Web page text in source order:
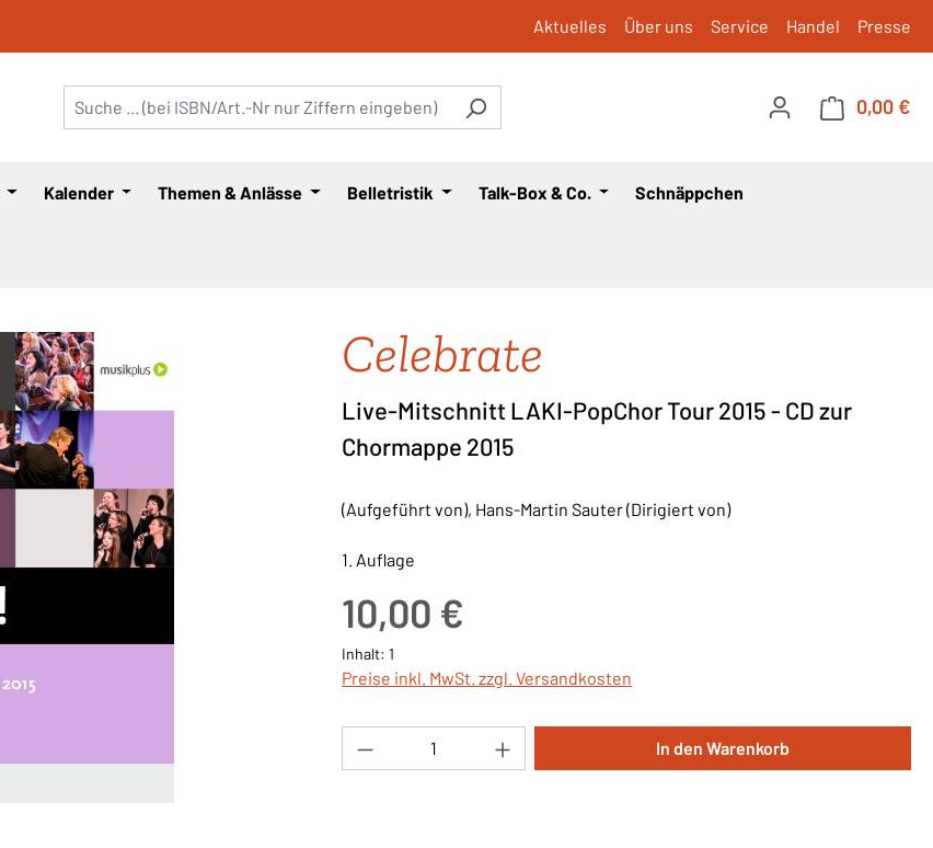
Aktuelles Über uns Service Handel Presse
0,00 €
Kalender Themen & Anlässe Belletristik Talk-Box & Co. Schnäppchen
Celebrate
Live-Mitschnitt LAKI-PopChor Tour 2015 - CD zur
Chormappe 2015
(Aufgeführt von), Hans-Martin Sauter (Dirigiert von)
1. Auflage
10,00 €
Inhalt: 1
Preise inkl. MwSt. zzgl. Versandkosten
Produkt Anzahl: Gib den gewünschten Wert ein
In den Warenkorb